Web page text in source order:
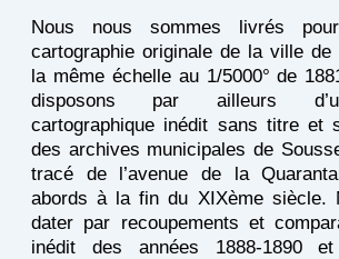
Nous nous sommes livrés
cartographie originale de la ville
la même échelle au 1/5000° de
disposons par ailleurs
cartographique inédit sans titre et
des archives municipales de
tracé de l’avenue de la
abords à la fin du XIXème siècle.
dater par recoupements et
inédit des années 1888-1890